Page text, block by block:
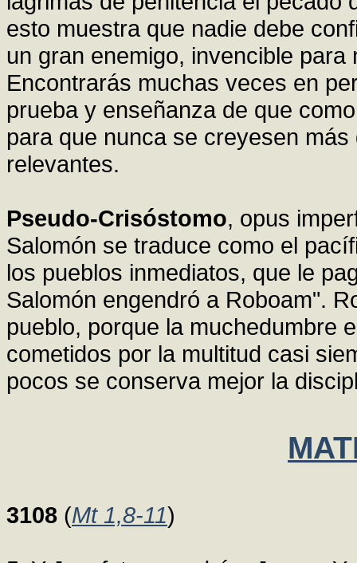
esto muestra que nadie debe
un gran enemigo, invencible
Encontrarás muchas veces en
prueba y enseñanza de que
para que nunca se creyesen
relevantes.
Pseudo-Crisóstomo, opus
Salomón se traduce como el
los pueblos inmediatos, que le
Salomón engendró a Roboam".
pueblo, porque la muchedumbre
cometidos por la multitud casi
pocos se conserva mejor la
3108 (Mt 1,8-11)